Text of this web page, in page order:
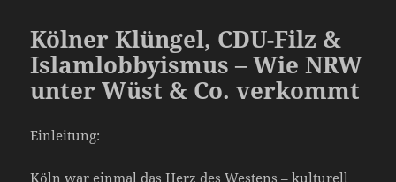
Kölner Klüngel, CDU-Filz &
Islamlobbyismus – Wie NRW
unter Wüst & Co. verkommt
Einleitung:
Köln war einmal das Herz des Westens – kulturell